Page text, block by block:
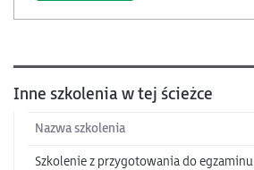
Inne szkolenia w tej ścieżce
Nazwa szkolenia
Szkolenie z przygotowania do egzaminu